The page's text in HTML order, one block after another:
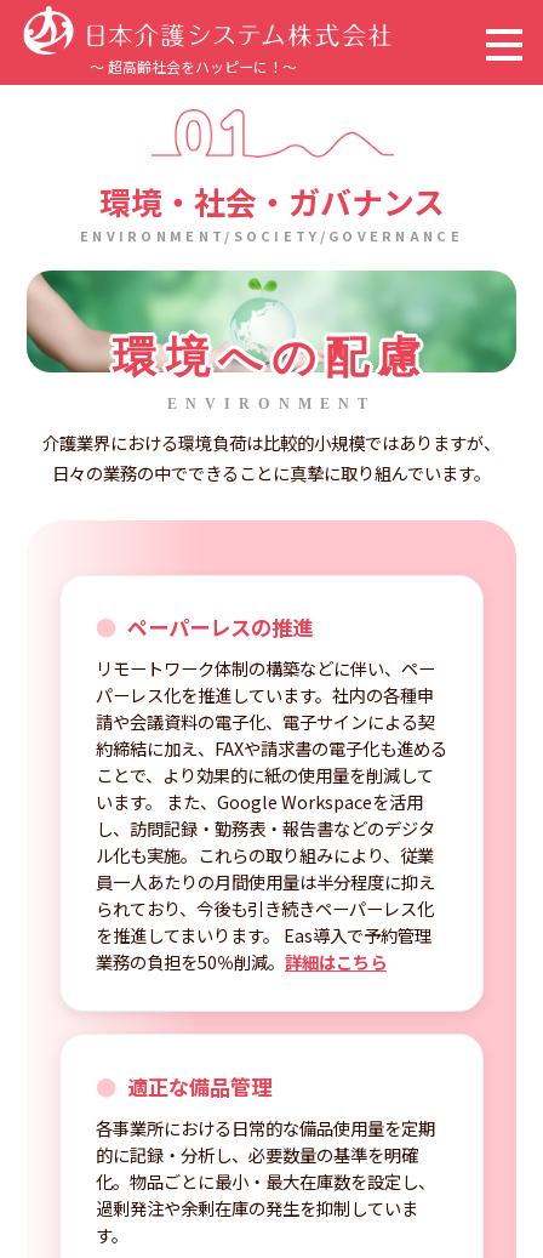
～ 超高齢社会をハッピーに！～
企業情報
事業内容
サステナビリティ
新着情報
個人情報・SNSアカウント情報の取り扱いについて
カスタマーハラスメントへの対応
環境・社会・ガバナンス
ENVIRONMENT/SOCIETY/GOVERNANCE
環境への配慮
ENVIRONMENT
介護業界における環境負荷は比較的小規模ではありますが、
日々の業務の中でできることに真摯に取り組んでいます。
ペーパーレスの推進
リモートワーク体制の構築などに伴い、ペー
パーレス化を推進しています。社内の各種申
請や会議資料の電子化、電子サインによる契
約締結に加え、FAXや請求書の電子化も進める
ことで、より効果的に紙の使用量を削減して
います。 また、Google Workspaceを活用
し、訪問記録・勤務表・報告書などのデジタ
ル化も実施。これらの取り組みにより、従業
員一人あたりの月間使用量は半分程度に抑え
られており、今後も引き続きペーパーレス化
を推進してまいります。 Eas導入で予約管理
業務の負担を50％削減。 詳細はこちら
適正な備品管理
各事業所における日常的な備品使用量を定期
的に記録・分析し、必要数量の基準を明確
化。物品ごとに最小・最大在庫数を設定し、
過剰発注や余剰在庫の発生を抑制していま
す。